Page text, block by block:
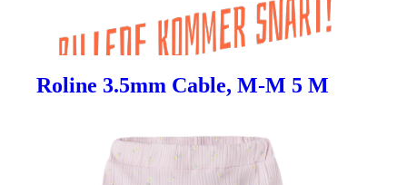
Roline 3.5mm Cable, M-M 5 M